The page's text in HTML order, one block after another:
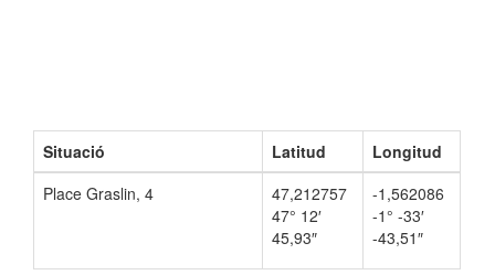
Situació Latitud
Longitud
Place Graslin, 4
47,212757
47° 12′
45,93″
-1,562086
-1° -33′
-43,51″